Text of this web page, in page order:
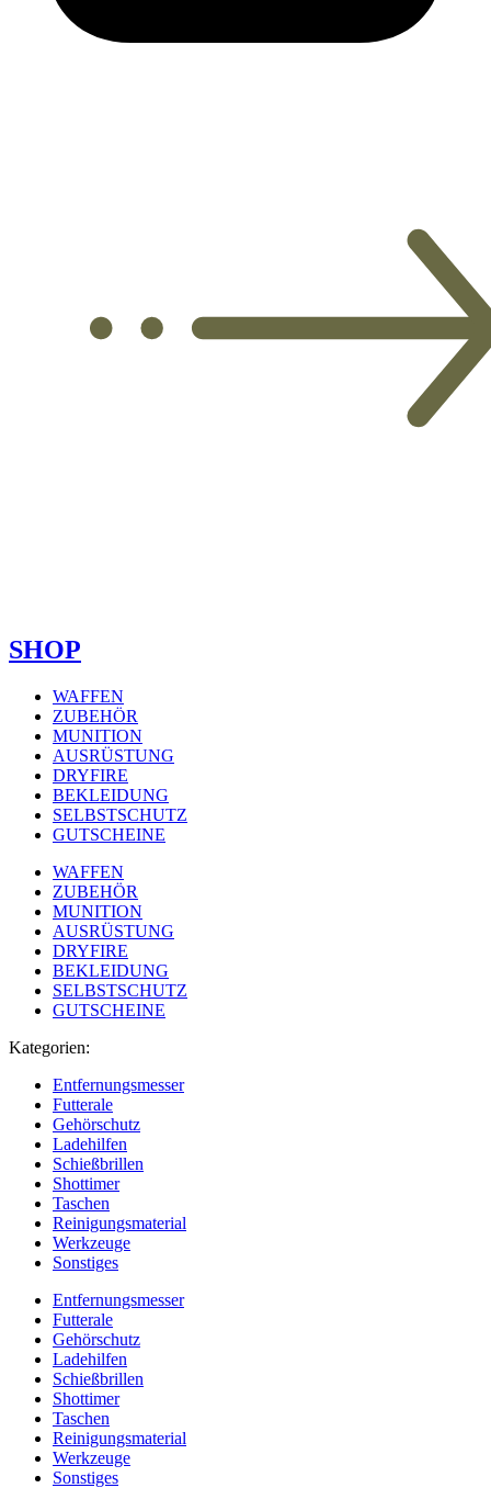
SHOP
WAFFEN
ZUBEHÖR
MUNITION
AUSRÜSTUNG
DRYFIRE
BEKLEIDUNG
SELBSTSCHUTZ
GUTSCHEINE
WAFFEN
ZUBEHÖR
MUNITION
AUSRÜSTUNG
DRYFIRE
BEKLEIDUNG
SELBSTSCHUTZ
GUTSCHEINE
Kategorien:
Entfernungsmesser
Futterale
Gehörschutz
Ladehilfen
Schießbrillen
Shottimer
Taschen
Reinigungsmaterial
Werkzeuge
Sonstiges
Entfernungsmesser
Futterale
Gehörschutz
Ladehilfen
Schießbrillen
Shottimer
Taschen
Reinigungsmaterial
Werkzeuge
Sonstiges